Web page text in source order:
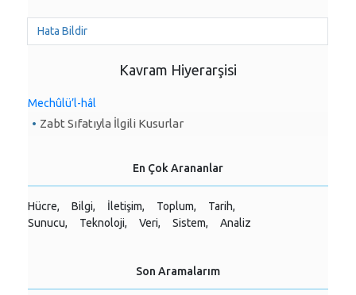
Hata Bildir
Kavram Hiyerarşisi
Mechûlü’l-hâl
Zabt Sıfatıyla İlgili Kusurlar
En Çok Arananlar
Hücre, Bilgi, İletişim, Toplum,
Tarih,
Sunucu,
Teknoloji, Veri, Sistem, Analiz
Son Aramalarım